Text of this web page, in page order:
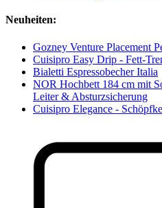
Neuheiten:
Gozney Venture Placement
Cuisipro Easy Drip - Fett-
Bialetti Espressobecher Italia
NOR Hochbett 184 cm mit
Leiter & Absturzsicherung
Cuisipro Elegance -